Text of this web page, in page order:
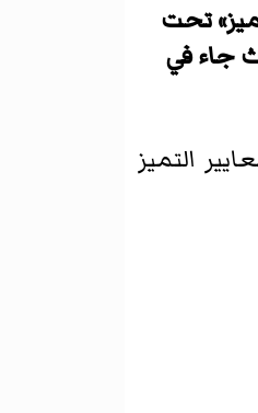
تحت
يناير 2013 الموافق 25 إلى 26 من صفر 1434هـ، حيث جاء في
التميز